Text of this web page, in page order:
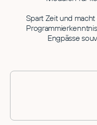
Spart Zeit und
Engpässe